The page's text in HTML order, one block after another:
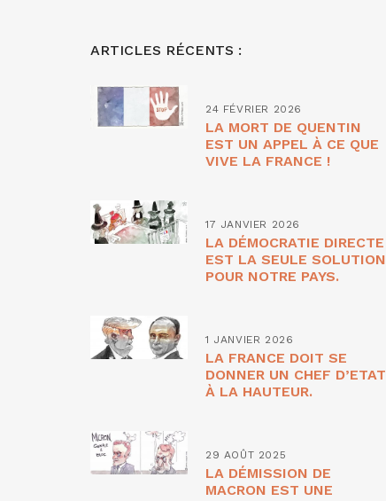
ARTICLES RÉCENTS :
24 FÉVRIER 2026
LA MORT DE QUENTIN
EST UN APPEL À CE QUE
VIVE LA FRANCE !
17 JANVIER 2026
LA DÉMOCRATIE DIRECTE
EST LA SEULE SOLUTION
POUR NOTRE PAYS.
1 JANVIER 2026
LA FRANCE DOIT SE
DONNER UN CHEF D’ETAT
À LA HAUTEUR.
29 AOÛT 2025
LA DÉMISSION DE
MACRON EST UNE